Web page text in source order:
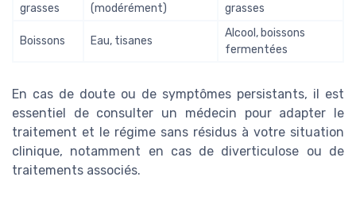
grasses
(modérément)
grasses
Boissons Eau, tisanes
Alcool, boissons
fermentées
En cas de doute ou de symptômes persistants, il est
essentiel de consulter un médecin pour adapter le
traitement et le régime sans résidus à votre situation
clinique, notamment en cas de diverticulose ou de
traitements associés.